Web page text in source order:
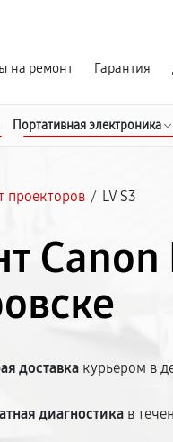
на ремонт Гарантия
Портативная электроника
проекторов / LV S3
Canon
доставка курьером в
диагностика в